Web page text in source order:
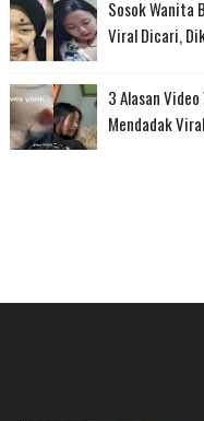
Sosok Wanita
Viral Dicari,
3 Alasan
Mendadak